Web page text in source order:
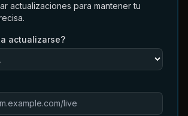
actualizaciones para mantener tu
actualizarse?